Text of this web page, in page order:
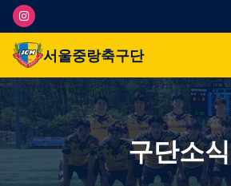
서울중랑축구단
구단소식